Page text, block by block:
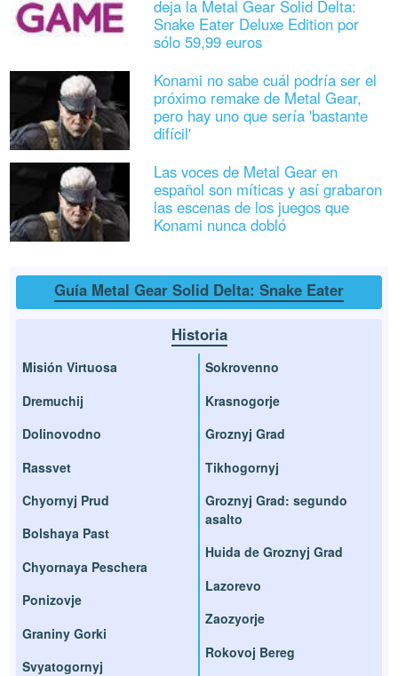
deja la Metal Gear Solid Delta:
Snake Eater Deluxe Edition por
sólo 59,99 euros
Konami no sabe cuál podría ser el
próximo remake de Metal Gear,
pero hay uno que sería 'bastante
difícil'
Las voces de Metal Gear en
español son míticas y así grabaron
las escenas de los juegos que
Konami nunca dobló
Guía Metal Gear Solid Delta: Snake Eater
Historia
Misión Virtuosa
Dremuchij
Dolinovodno
Rassvet
Chyornyj Prud
Bolshaya Past
Chyornaya Peschera
Ponizovje
Graniny Gorki
Svyatogornyj
Sokrovenno
Krasnogorje
Groznyj Grad
Tikhogornyj
Groznyj Grad: segundo
asalto
Huida de Groznyj Grad
Lazorevo
Zaozyorje
Rokovoj Bereg